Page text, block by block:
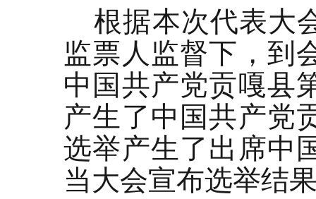
根据本次代表大
监票人监督下，到
中国共产党贡嘎县
产生了中国共产党
选举产生了出席中
当大会宣布选举结